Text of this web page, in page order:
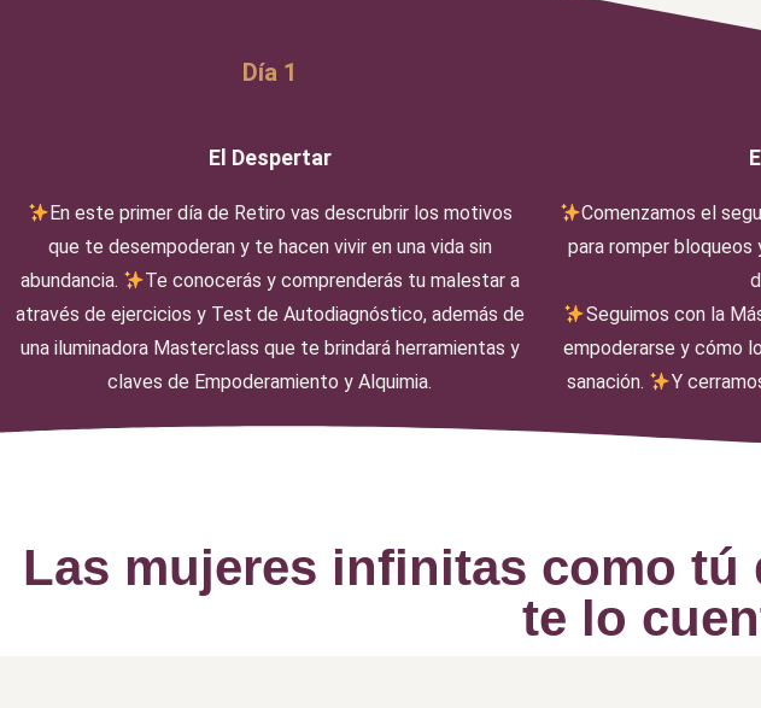
Día 1
El Despertar
En este primer día de Retiro vas descrubrir los motivos
que te desempoderan y te hacen vivir en una vida sin
abundancia.
Te conocerás y comprenderás tu malestar a
através de ejercicios y Test de Autodiagnóstico, además de
una iluminadora Masterclass que te brindará herramientas y
claves de Empoderamiento y Alquimia.
Comenzamos el
para romper
Seguimos con la
empoderarse y cómo
sanación.
Y
Las mujeres infinitas como
te lo